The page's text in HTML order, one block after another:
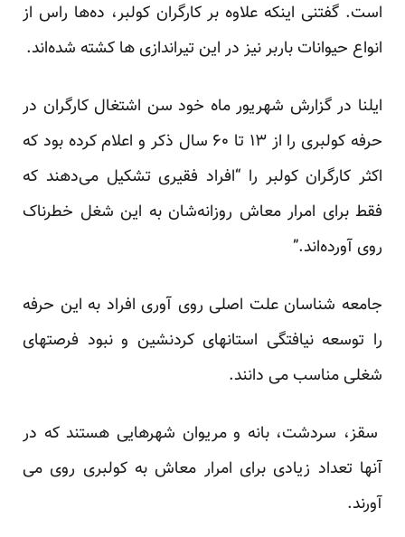
است. گفتنی اینکه علاوه بر کارگران کولبر، ده‌ها راس از
انواع حیوانات باربر نیز در این تیراندازی ها کشته شده‌اند.
ایلنا در گزارش شهریور ماه خود سن اشتغال کارگران در
حرفه کولبری را از ۱۳ تا ۶۰ سال ذکر و اعلام کرده بود که
اکثر کارگران کولبر را “افراد فقیری تشکیل می‌دهند که
فقط برای امرار معاش روزانه‌شان به این شغل خطرناک
روی آورده‌اند.”
جامعه شناسان علت اصلی روی آوری افراد به این حرفه
را توسعه نیافتگی استانهای کردنشین و نبود فرصتهای
شغلی مناسب می دانند.
سقز، سردشت، بانه و مریوان شهرهایی هستند که در
آنها تعداد زیادی برای امرار معاش به کولبری روی می
آورند.